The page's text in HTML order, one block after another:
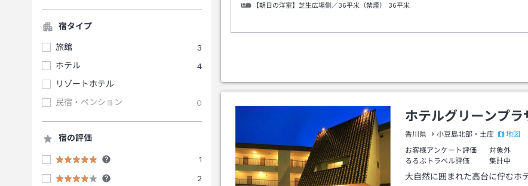
宿タイプ
旅館
3
ホテル
4
リゾートホテル
民宿・ペンション
0
宿の評価
1
2
【朝日の洋室】芝生広場側／36平米（禁煙）
36平米
ホテルグリーンプラ
香川県 小豆島北部・土庄
地図
お客様アンケート評価
対象外
るるぶトラベル評価
集計中
大自然に囲まれた高台に佇むホ